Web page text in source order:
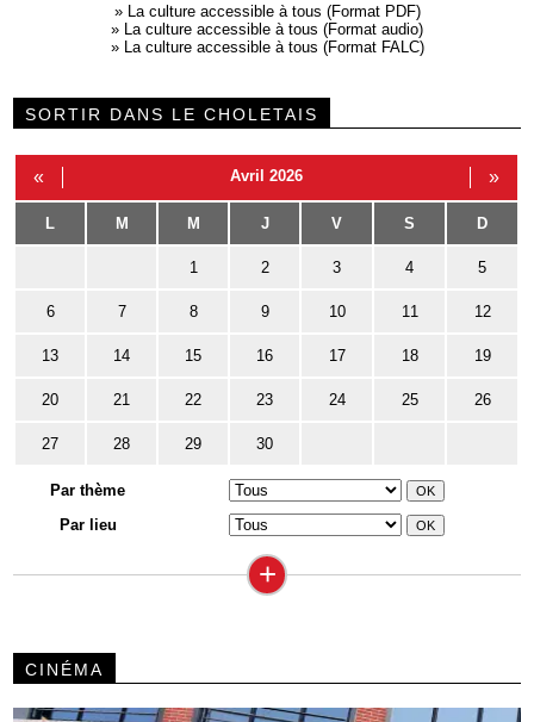
» La culture accessible à tous (Format PDF)
» La culture accessible à tous (Format audio)
» La culture accessible à tous (Format FALC)
SORTIR DANS LE CHOLETAIS
« Avril 2026 »
L M M J V S D
1 2 3 4 5
6 7 8 9 10 11 12
13 14 15 16 17 18 19
20 21 22 23 24 25 26
27 28 29 30
Par thème
Par lieu
+
CINÉMA